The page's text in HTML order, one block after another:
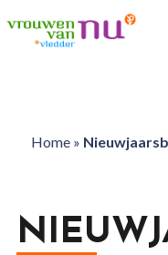
Home»